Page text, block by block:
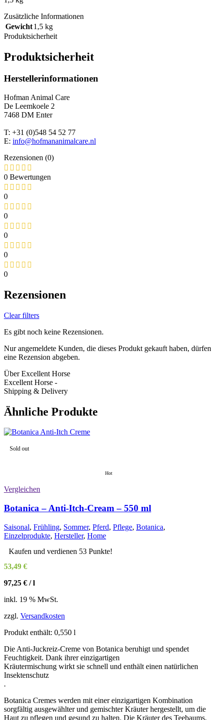
Zusätzliche Informationen
Gewicht1,5 kg
Produktsicherheit
Produktsicherheit
Herstellerinformationen
Hofman Animal Care
De Leemkoele 2
7468 DM Enter
T: +31 (0)548 54 52 77
E: info@hofmananimalcare.nl
Rezensionen (0)
0 Bewertungen
0
0
0
0
0
Rezensionen
Clear filters
Es gibt noch keine Rezensionen.
Nur angemeldete Kunden, die dieses Produkt gekauft haben, dürfen
eine Rezension abgeben.
Über Excellent Horse
Excellent Horse -
Shipping & Delivery
Ähnliche Produkte
Sold out
Hot
Vergleichen
Botanica – Anti-Itch-Cream – 550 ml
Saisonal, Frühling, Sommer, Pferd, Pflege, Botanica,
Einzelprodukte, Hersteller, Home
Kaufen und verdienen 53 Punkte!
53,49 €
97,25 € /l
inkl. 19 % MwSt.
zzgl. Versandkosten
Produkt enthält: 0,550 l
Die Anti-Juckreiz-Creme von Botanica beruhigt und spendet
Feuchtigkeit. Dank ihrer einzigartigen
Kräutermischung wirkt sie schnell und enthält einen natürlichen
Insektenschutz
.
Botanica Cremes werden mit einer einzigartigen Kombination
sorgfältig ausgewählter und gemischter Kräuter hergestellt, um die
Haut zu pflegen und gesund zu halten. Die Kräuter des Teebaums,